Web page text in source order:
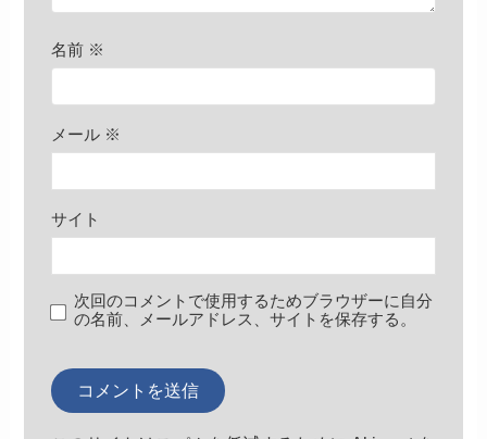
名前 ※
メール ※
サイト
次回のコメントで使用するためブラウザーに自分
の名前、メールアドレス、サイトを保存する。